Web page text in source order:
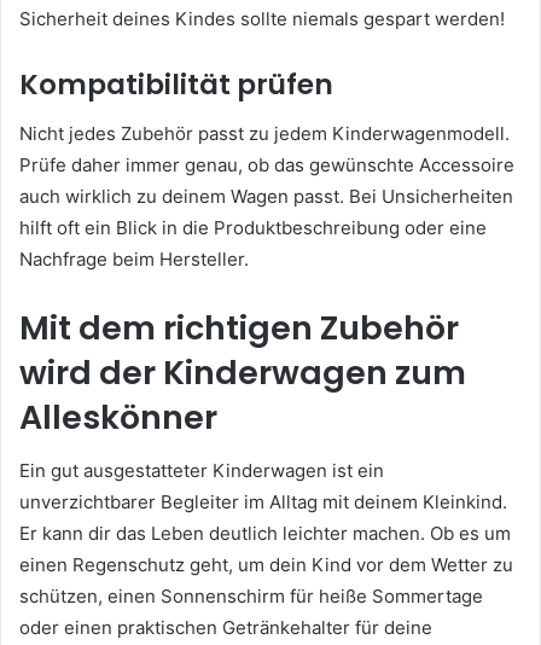
Sicherheit deines Kindes sollte niemals gespart werden!
Kompatibilität prüfen
Nicht jedes Zubehör passt zu jedem Kinderwagenmodell.
Prüfe daher immer genau, ob das gewünschte Accessoire
auch wirklich zu deinem Wagen passt. Bei Unsicherheiten
hilft oft ein Blick in die Produktbeschreibung oder eine
Nachfrage beim Hersteller.
Mit dem richtigen Zubehör
wird der Kinderwagen zum
Alleskönner
Ein gut ausgestatteter Kinderwagen ist ein
unverzichtbarer Begleiter im Alltag mit deinem Kleinkind.
Er kann dir das Leben deutlich leichter machen. Ob es um
einen Regenschutz geht, um dein Kind vor dem Wetter zu
schützen, einen Sonnenschirm für heiße Sommertage
oder einen praktischen Getränkehalter für deine